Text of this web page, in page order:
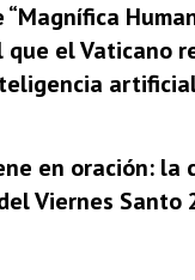
que el Vaticano
en oración: la
Viernes Santo